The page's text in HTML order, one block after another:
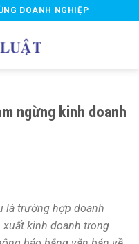
DOANH NGHIỆP
ngừng kinh doanh
là trường hợp doanh
kinh doanh trong